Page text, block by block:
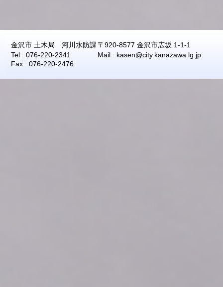
金沢市 土木局 河川水防課 〒920-8577 金沢市広坂 1-1-1
Tel : 076-220-2341
Mail : kasen@city.kanazawa.lg.jp
Fax : 076-220-2476